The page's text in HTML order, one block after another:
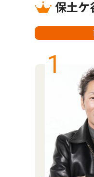
保土ケ
1